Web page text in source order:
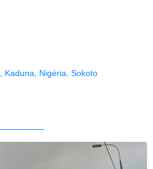
Kaduna Nigéria Sokoto